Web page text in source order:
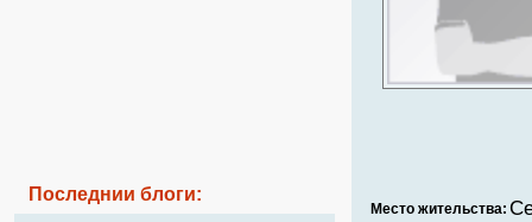
Последнии блоги:
Место жительства: